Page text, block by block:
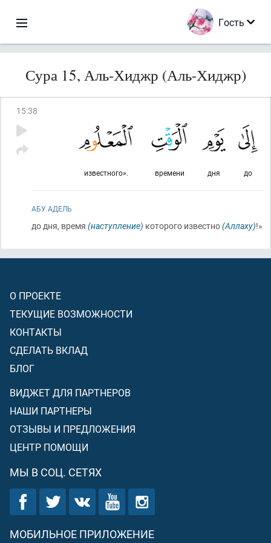
Гость
Сура 15, Аль-Хиджр (Аль-Хиджр)
15:38
до
дня
времени
известного».
АБУ АДЕЛЬ
до дня, время (наступление) которого известно(Аллаху)!»
О ПРОЕКТЕ
ТЕКУЩИЕ ВОЗМОЖНОСТИ
КОНТАКТЫ
СДЕЛАТЬ ВКЛАД
БЛОГ
ВИДЖЕТ ДЛЯ ПАРТНЕРОВ
НАШИ ПАРТНЕРЫ
ОТЗЫВЫ И ПРЕДЛОЖЕНИЯ
ЦЕНТР ПОМОЩИ
МЫ В СОЦ. СЕТЯХ
МОБИЛЬНОЕ ПРИЛОЖЕНИЕ